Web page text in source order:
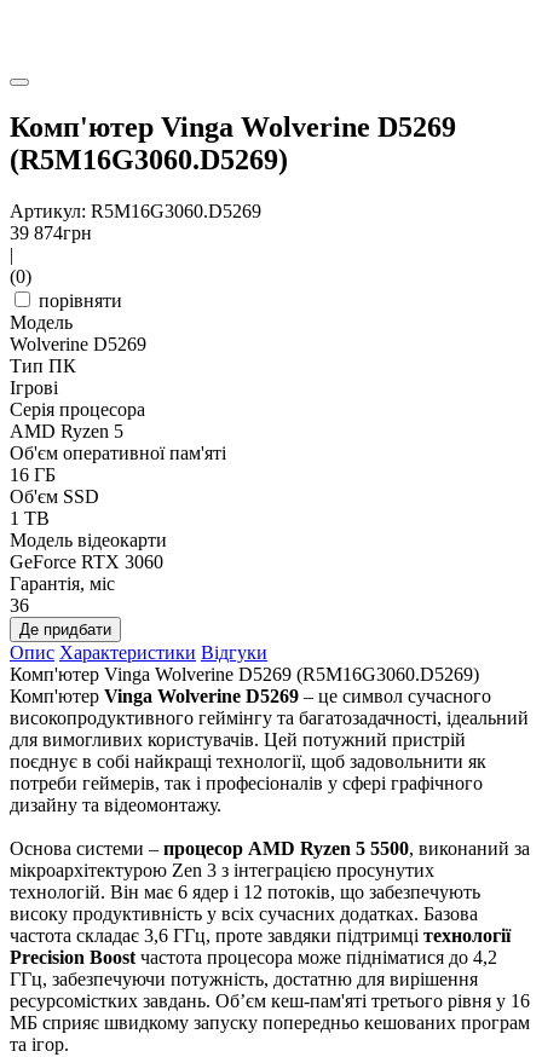
Комп'ютер Vinga Wolverine D5269
(R5M16G3060.D5269)
Артикул: R5M16G3060.D5269
39 874грн
|
(0)
порівняти
Модель
Wolverine D5269
Тип ПК
Ігрові
Серія процесора
AMD Ryzen 5
Об'єм оперативної пам'яті
16 ГБ
Об'єм SSD
1 TB
Модель відеокарти
GeForce RTX 3060
Гарантія, міс
36
Де придбати
Опис Характеристики Відгуки
Комп'ютер Vinga Wolverine D5269 (R5M16G3060.D5269)
Комп'ютер Vinga Wolverine D5269 – це символ сучасного
високопродуктивного геймінгу та багатозадачності, ідеальний
для вимогливих користувачів. Цей потужний пристрій
поєднує в собі найкращі технології, щоб задовольнити як
потреби геймерів, так і професіоналів у сфері графічного
дизайну та відеомонтажу.
Основа системи – процесор AMD Ryzen 5 5500, виконаний за
мікроархітектурою Zen 3 з інтеграцією просунутих
технологій. Він має 6 ядер і 12 потоків, що забезпечують
високу продуктивність у всіх сучасних додатках. Базова
частота складає 3,6 ГГц, проте завдяки підтримці технології
Precision Boost частота процесора може підніматися до 4,2
ГГц, забезпечуючи потужність, достатню для вирішення
ресурсомістких завдань. Обʼєм кеш-пам'яті третього рівня у 16
МБ сприяє швидкому запуску попередньо кешованих програм
та ігор.